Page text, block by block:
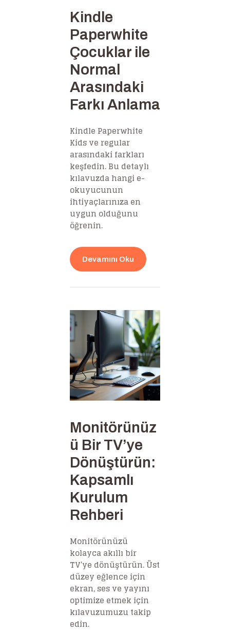
Kindle
Paperwhite
Çocuklar ile
Normal
Arasındaki
Farkı Anlama
Kindle Paperwhite
Kids ve regular
arasındaki farkları
keşfedin. Bu detaylı
kılavuzda hangi e-
okuyucunun
ihtiyaçlarınıza en
uygun olduğunu
öğrenin.
Devamını Oku
Monitörünüz
ü Bir TV’ye
Dönüştürün:
Kapsamlı
Kurulum
Rehberi
Monitörünüzü
kolayca akıllı bir
TV’ye dönüştürün. Üst
düzey eğlence için
ekran, ses ve yayını
optimize etmek için
kılavuzumuzu takip
edin.